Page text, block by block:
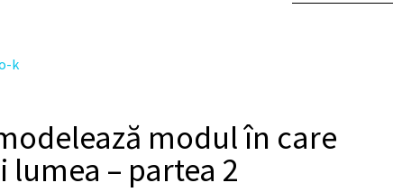
modul în care
lumea – partea 2